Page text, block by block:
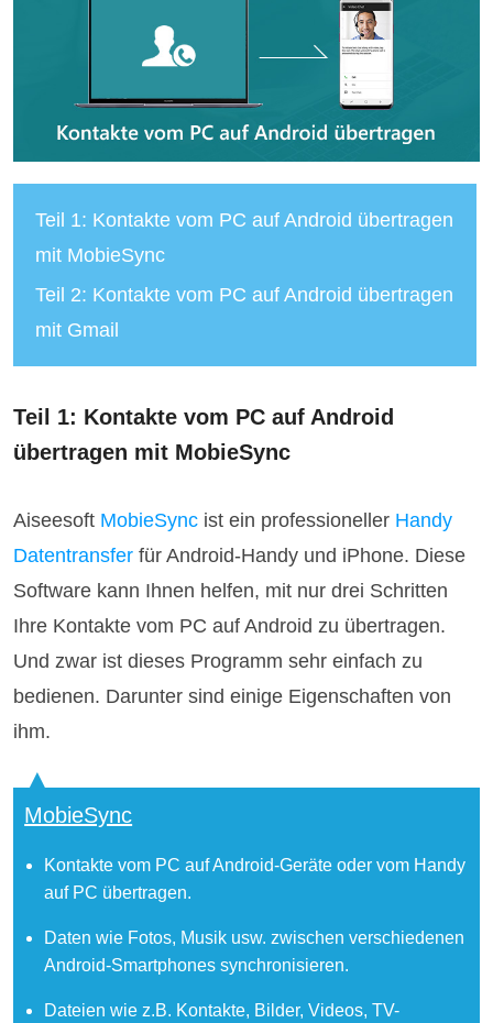
Teil 1: Kontakte vom PC auf Android übertragen
mit MobieSync
Teil 2: Kontakte vom PC auf Android übertragen
mit Gmail
Teil 1: Kontakte vom PC auf Android
übertragen mit MobieSync
Aiseesoft MobieSync ist ein professioneller Handy
Datentransfer für Android-Handy und iPhone. Diese
Software kann Ihnen helfen, mit nur drei Schritten
Ihre Kontakte vom PC auf Android zu übertragen.
Und zwar ist dieses Programm sehr einfach zu
bedienen. Darunter sind einige Eigenschaften von
ihm.
MobieSync
Kontakte vom PC auf Android-Geräte oder vom Handy
auf PC übertragen.
Daten wie Fotos, Musik usw. zwischen verschiedenen
Android-Smartphones synchronisieren.
Dateien wie z.B. Kontakte, Bilder, Videos, TV-